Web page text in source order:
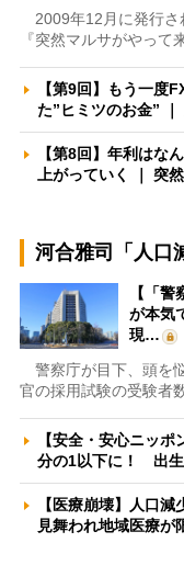
2009年12月に発行さ
『突然マルサがやっ
【第9回】もう一度
た”ヒミツのお金”
【第8回】年利はな
上がっていく ｜ 突
河合雅司「人口
【「
が本気
現…
警察庁が目下、頭を
官の採用試験の受験者
【安全・安心ニッ
分の1以下に！ 出
【医療崩壊】人口
見舞われ地域医療